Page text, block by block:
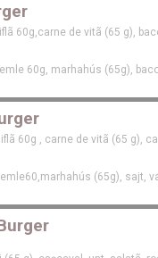
60g,carne de vitã (65 g),
60g, marhahús (65g),
60g , carne de vitã (65 g),
(65g), sajt,